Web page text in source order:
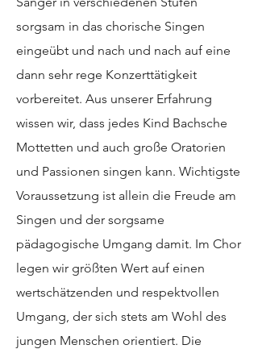
sorgsam in das chorische Singen
eingeübt und nach und nach auf eine
dann sehr rege Konzerttätigkeit
vorbereitet. Aus unserer Erfahrung
wissen wir, dass jedes Kind Bachsche
Mottetten und auch große Oratorien
und Passionen singen kann. Wichtigste
Voraussetzung ist allein die Freude am
Singen und der sorgsame
pädagogische Umgang damit. Im Chor
legen wir größten Wert auf einen
wertschätzenden und respektvollen
Umgang, der sich stets am Wohl des
jungen Menschen orientiert. Die